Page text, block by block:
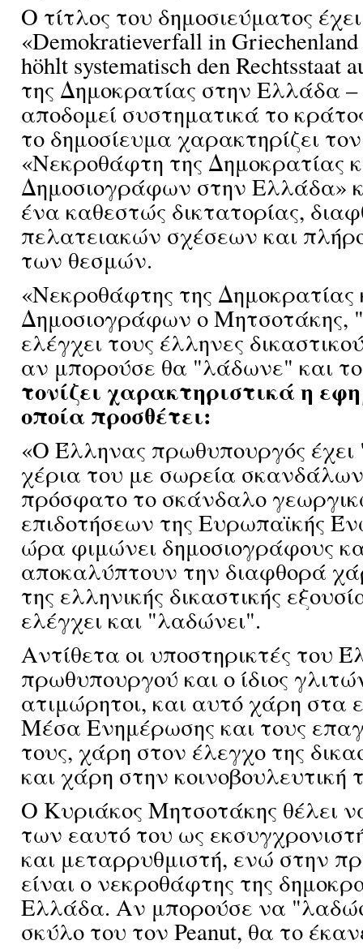
Ο τίτλος του δημοσιεύματος
«Demokratieverfall in
höhlt systematisch den Rechtsstaat
της Δημοκρατίας στην Ελλάδα
αποδομεί συστηματικά το
το δημοσίευμα χαρακτηρίζει
«Νεκροθάφτη της Δημοκρατίας
Δημοσιογράφων στην Ελλάδα»
ένα καθεστώς δικτατορίας,
πελατειακών σχέσεων και
των θεσμών.
«Νεκροθάφτης της Δημοκρατίας
Δημοσιογράφων ο Μητσοτάκης,
ελέγχει τους έλληνες
αν μπορούσε θα "λάδωνε" και
τονίζει χαρακτηριστικά η
οποία προσθέτει:
«O Έλληνας πρωθυπουργός
χέρια του με σωρεία
πρόσφατο το σκάνδαλο
επιδοτήσεων της Ευρωπαϊκής
ώρα φιμώνει δημοσιογράφους
αποκαλύπτουν την διαφθορά
της ελληνικής δικαστικής
ελέγχει και "λαδώνει".
Αντίθετα οι υποστηρικτές του
πρωθυπουργού και ο ίδιος
ατιμώρητοι, και αυτό χάρη στα
Μέσα Ενημέρωσης και τους
τους, χάρη στον έλεγχο της
και χάρη στην κοινοβουλευτική
Ο Κυριάκος Μητσοτάκης θέλει
των εαυτό του ως
και μεταρρυθμιστή, ενώ στην
είναι ο νεκροθάφτης της
Ελλάδα. Αν μπορούσε να
σκύλο του τον Peanut, θα το